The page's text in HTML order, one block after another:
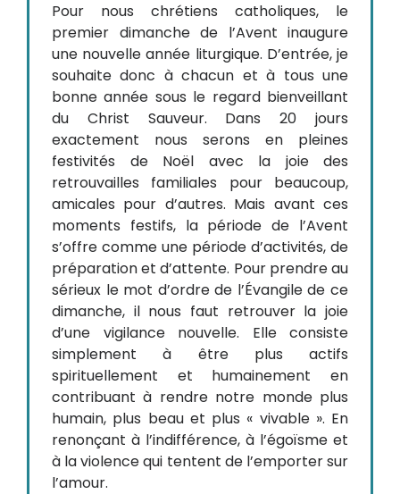
Pour nous chrétiens catholiques, le
premier dimanche de l’Avent inaugure
une nouvelle année liturgique. D’entrée, je
souhaite donc à chacun et à tous une
bonne année sous le regard bienveillant
du Christ Sauveur. Dans 20 jours
exactement nous serons en pleines
festivités de Noël avec la joie des
retrouvailles familiales pour beaucoup,
amicales pour d’autres. Mais avant ces
moments festifs, la période de l’Avent
s’offre comme une période d’activités, de
préparation et d’attente. Pour prendre au
sérieux le mot d’ordre de l’Évangile de ce
dimanche, il nous faut retrouver la joie
d’une vigilance nouvelle. Elle consiste
simplement à être plus actifs
spirituellement et humainement en
contribuant à rendre notre monde plus
humain, plus beau et plus « vivable ». En
renonçant à l’indifférence, à l’égoïsme et
à la violence qui tentent de l’emporter sur
l’amour.